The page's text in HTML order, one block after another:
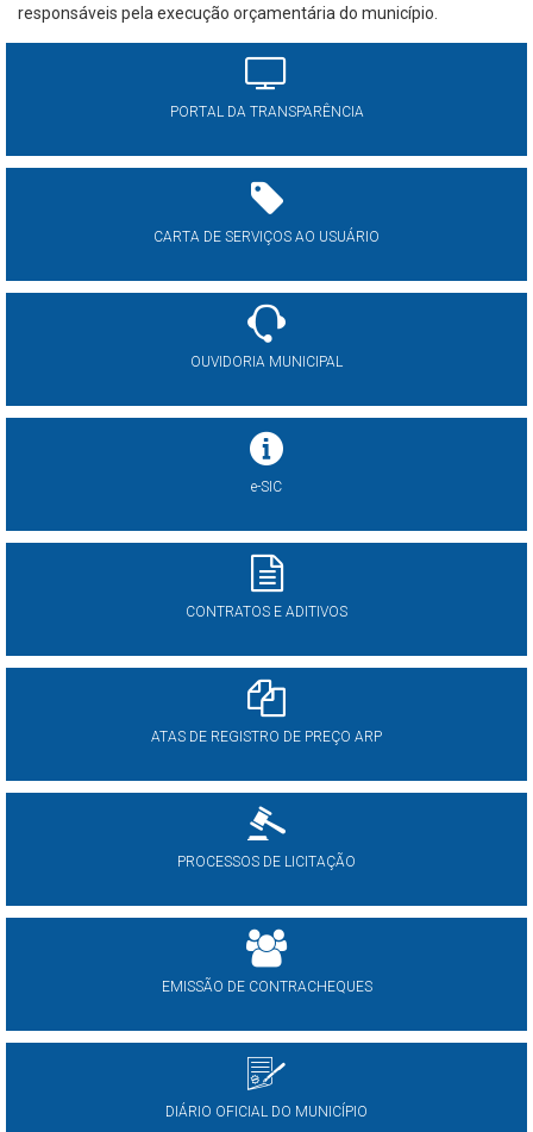
responsáveis pela execução orçamentária do município.
PORTAL DA TRANSPARÊNCIA
CARTA DE SERVIÇOS AO USUÁRIO
OUVIDORIA MUNICIPAL
e-SIC
CONTRATOS E ADITIVOS
ATAS DE REGISTRO DE PREÇO ARP
PROCESSOS DE LICITAÇÃO
EMISSÃO DE CONTRACHEQUES
DIÁRIO OFICIAL DO MUNICÍPIO